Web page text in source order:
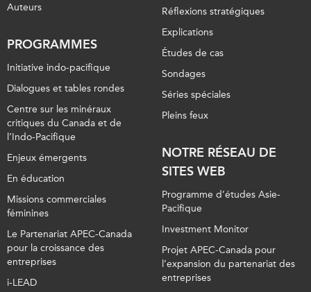
Auteurs
PROGRAMMES
Initiative indo-pacifique
Dialogues et tables rondes
Centre sur les minéraux
critiques du Canada et de
l’Indo-Pacifique
Enjeux émergents
En éducation
Missions commerciales
féminines
Le Partenariat APEC-Canada
pour la croissance des
entreprises
i-LEAD
Réflexions stratégiques
Explications
Études de cas
Sondages
Séries spéciales
Pleins feux
NOTRE RÉSEAU DE
SITES WEB
Programme d’études Asie-
Pacifique
Investment Monitor
Projet APEC-Canada pour
l’expansion du partenariat des
entreprises